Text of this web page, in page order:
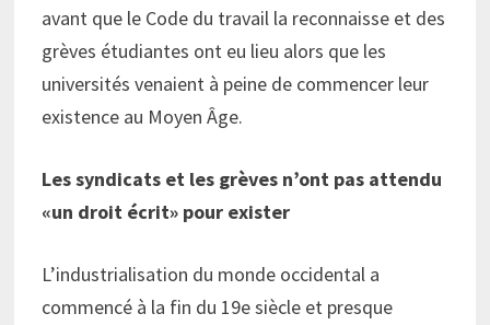
avant que le Code du travail la reconnaisse et des
grèves étudiantes ont eu lieu alors que les
universités venaient à peine de commencer leur
existence au Moyen Âge.
Les syndicats et les grèves n’ont pas attendu
«un droit écrit» pour exister
L’industrialisation du monde occidental a
commencé à la fin du 19e siècle et presque